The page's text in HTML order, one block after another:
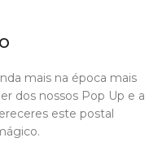
mais na época mais
dos nossos Pop Up e a
este postal